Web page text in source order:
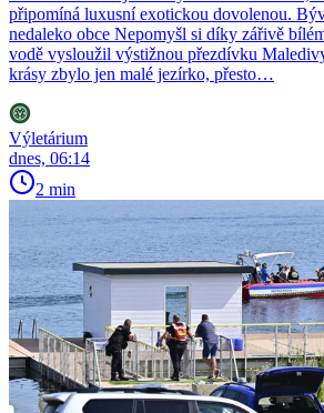
připomíná luxusní exotickou dovolenou.
nedaleko obce Nepomyšl si díky zářivě
vodě vysloužil výstižnou přezdívku
krásy zbylo jen malé jezírko, přesto…
Výletárium
dnes, 06:14
2 min